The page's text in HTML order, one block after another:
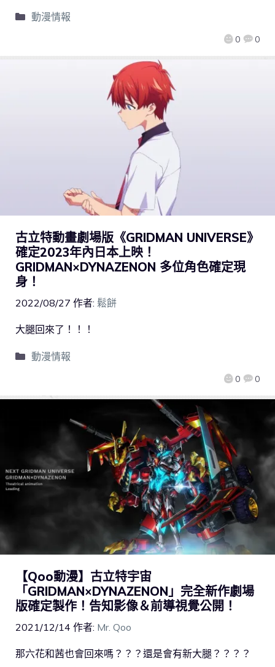
0 0
動漫情報
古立特動畫劇場版《GRIDMAN UNIVERSE》
確定2023年內日本上映！
GRIDMAN×DYNAZENON 多位角色確定現
身！
2022/08/27 作者: 鬆餅
0 0
大腿回來了！！！
動漫情報
【Qoo動漫】古立特宇宙
「GRIDMAN×DYNAZENON」完全新作劇場
版確定製作！告知影像＆前導視覺公開！
2021/12/14 作者: Mr. Qoo
那六花和茜也會回來嗎？？？還是會有新大腿？？？？